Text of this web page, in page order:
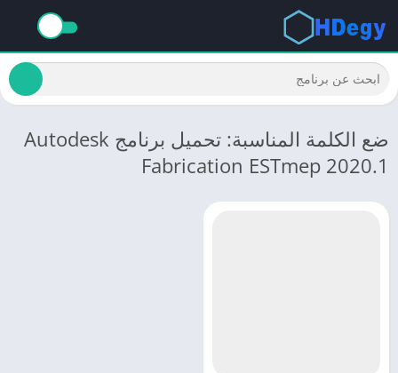
ضع الكلمة المناسبة: تحميل برنامج Autodesk
Fabrication ESTmep 2020.1